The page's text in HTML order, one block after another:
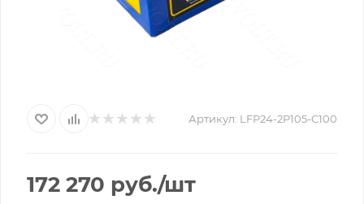
Артикул: LFP24-2P105-C100
172 270 руб./шт